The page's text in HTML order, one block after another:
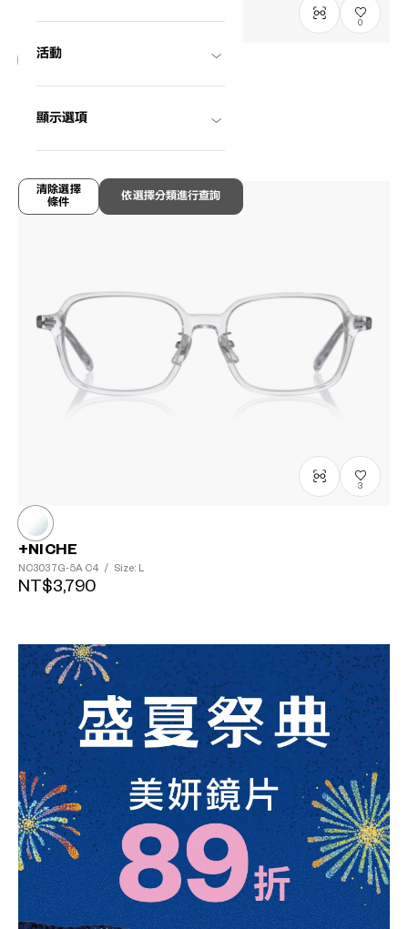
活動
顯示選項
依選擇分類進行查詢
清除選擇
條件
0
千一作
NT$6,790
3
+NICHE
NC3037G-5A C4 / Size: L
NT$3,790